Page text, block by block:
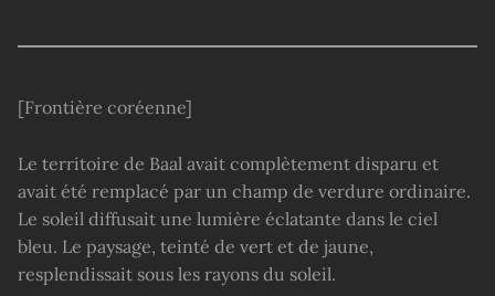
[Frontière coréenne]
Le territoire de Baal avait complètement disparu et
avait été remplacé par un champ de verdure ordinaire.
Le soleil diffusait une lumière éclatante dans le ciel
bleu. Le paysage, teinté de vert et de jaune,
resplendissait sous les rayons du soleil.